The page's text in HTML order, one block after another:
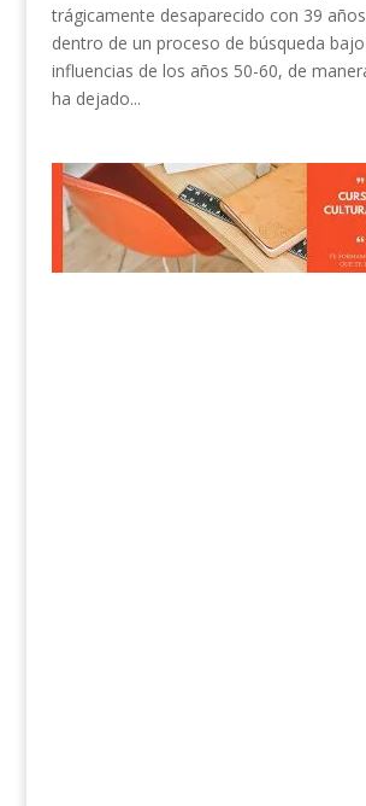
trágicamente desaparecido con 39
dentro de un proceso de búsqueda
influencias de los años 50-60, de
ha dejado...